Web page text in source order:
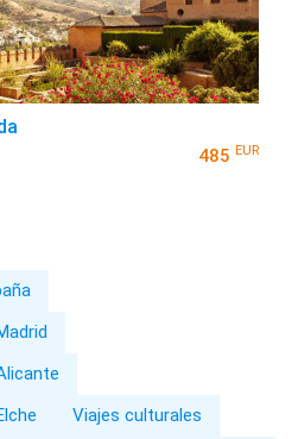
485 EUR
Viajes culturales